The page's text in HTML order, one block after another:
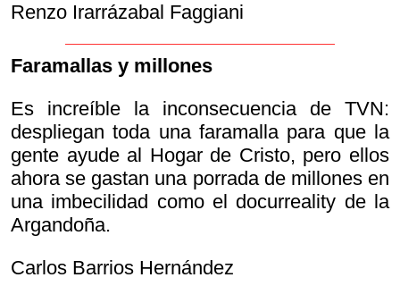
Renzo Irarrázabal Faggiani
Faramallas y millones
Es increíble la inconsecuencia de TVN:
despliegan toda una faramalla para que la
gente ayude al Hogar de Cristo, pero ellos
ahora se gastan una porrada de millones en
una imbecilidad como el docurreality de la
Argandoña.
Carlos Barrios Hernández